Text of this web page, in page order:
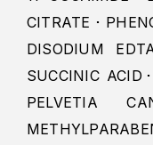
CITRATE･
DISODIUM
SUCCINIC ACID
PELVETIA